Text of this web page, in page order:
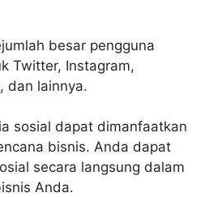
besar pengguna
Twitter, Instagram,
dan lainnya.
sosial dapat dimanfaatkan
bisnis. Anda dapat
secara langsung dalam
Anda.